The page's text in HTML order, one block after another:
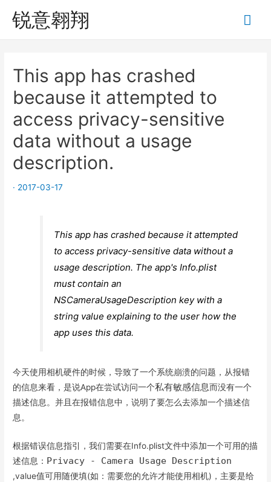
锐意翱翔
This app has crashed
because it attempted to
access privacy-sensitive
data without a usage
description.
· 2017-03-17
This app has crashed because it attempted
to access privacy-sensitive data without a
usage description. The app's Info.plist
must contain an
NSCameraUsageDescription key with a
string value explaining to the user how the
app uses this data.
今天使用相机硬件的时候，导致了一个系统崩溃的问题，从报错
的信息来看，是说App在尝试访问一个私有敏感信息而没有一个
描述信息。并且在报错信息中，说明了要怎么去添加一个描述信
息。
根据错误信息指引，我们需要在Info.plist文件中添加一个可用的描
述信息：
,value值可用随便填(如：需要您的允许才能使用相机)，主要是给